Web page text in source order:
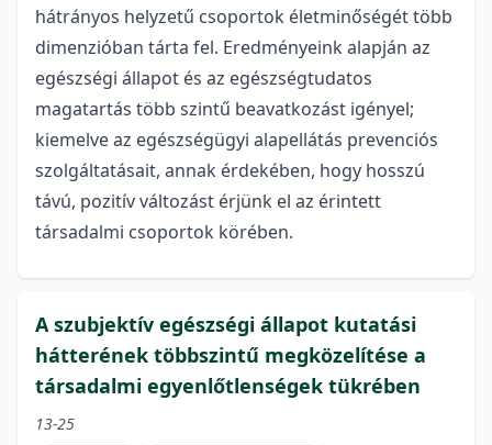
hátrányos helyzetű csoportok életminőségét több
dimenzióban tárta fel. Eredményeink alapján az
egészségi állapot és az egészségtudatos
magatartás több szintű beavatkozást igényel;
kiemelve az egészségügyi alapellátás prevenciós
szolgáltatásait, annak érdekében, hogy hosszú
távú, pozitív változást érjünk el az érintett
társadalmi csoportok körében.
A szubjektív egészségi állapot kutatási
hátterének többszintű megközelítése a
társadalmi egyenlőtlenségek tükrében
13-25